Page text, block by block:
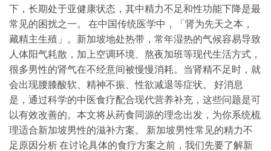
下，长期处于亚健康状态，其中精力不足和性功能下降是最
常见的困扰之一。 在中国传统医学中，「肾为先天之本，
藏精主生殖」。新加坡地处热带，常年湿热的气候容易导致
人体阳气耗散，加上空调环境、熬夜加班等现代生活方式，
很多男性的肾气在不经意间被慢慢消耗。当肾精不足时，就
会出现腰膝酸软、精神不振、性欲减退等症状。 好消息
是，通过科学的中医食疗配合现代营养补充，这些问题是可
以有效改善的。本文将从药食同源的理念出发，为你系统梳
理适合新加坡男性的滋补方案。 新加坡男性常见的精力不
足原因分析 在讨论具体的食疗方案之前，我们先要了解新